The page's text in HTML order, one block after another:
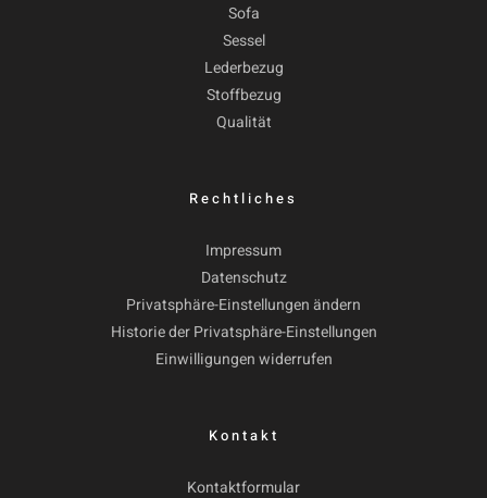
Sofa
Sessel
Lederbezug
Stoffbezug
Qualität
Rechtliches
Impressum
Datenschutz
Privatsphäre-Einstellungen ändern
Historie der Privatsphäre-Einstellungen
Einwilligungen widerrufen
Kontakt
Kontaktformular